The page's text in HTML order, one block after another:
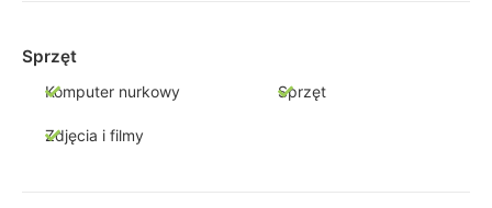
Sprzęt
Komputer nurkowy Sprzęt
Zdjęcia i filmy